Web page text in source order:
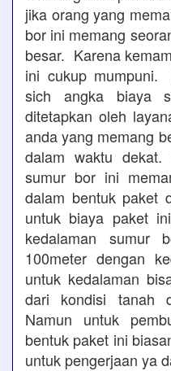
jika orang yang
bor ini memang
besar. Karena
ini cukup mumpuni.
sich angka biaya
ditetapkan oleh
anda yang memang
dalam waktu dekat.
sumur bor ini
dalam bentuk paket
untuk biaya paket
kedalaman sumur
100meter dengan
untuk kedalaman
dari kondisi tanah
Namun untuk
bentuk paket ini
untuk pengerjaan ya